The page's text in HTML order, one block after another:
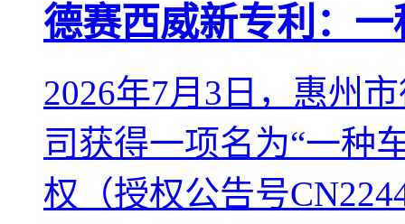
德赛西威新专利：
2026年7月3日，惠州
司获得一项名为“一种
权（授权公告号